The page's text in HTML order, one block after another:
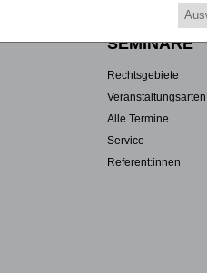
SEMINARE
Rechtsgebiete
Veranstaltungsarten
Alle Termine
Service
Referent:innen